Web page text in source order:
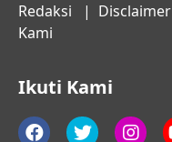
Redaksi | Disclaimer
Kami
Ikuti Kami